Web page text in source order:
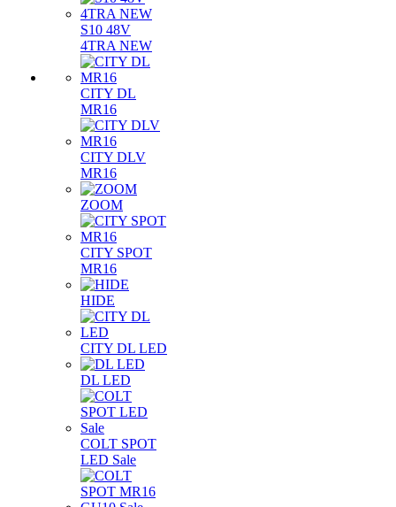
S10 48V
4TRA NEW
CITY DL
MR16
CITY DLV
MR16
ZOOM
CITY SPOT
MR16
HIDE
CITY DL LED
DL LED
COLT SPOT
LED Sale